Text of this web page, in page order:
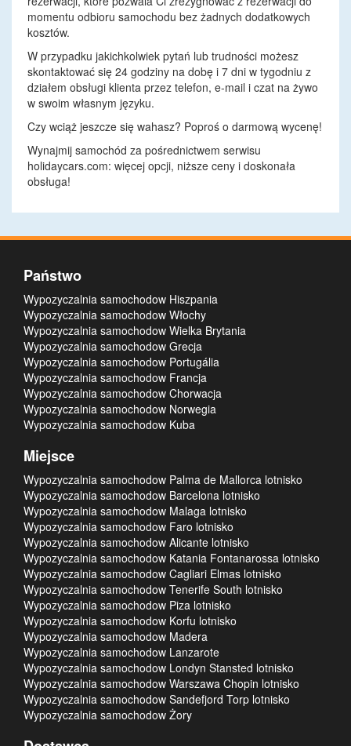
momentu odbioru samochodu bez żadnych dodatkowych
kosztów.
W przypadku jakichkolwiek pytań lub trudności możesz
skontaktować się 24 godziny na dobę i 7 dni w tygodniu z
działem obsługi klienta przez telefon, e-mail i czat na żywo
w swoim własnym języku.
Czy wciąż jeszcze się wahasz? Poproś o darmową wycenę!
Wynajmij samochód za pośrednictwem serwisu
holidaycars.com: więcej opcji, niższe ceny i doskonała
obsługa!
Państwo
Wypozyczalnia samochodow Hiszpania
Wypozyczalnia samochodow Włochy
Wypozyczalnia samochodow Wielka Brytania
Wypozyczalnia samochodow Grecja
Wypozyczalnia samochodow Portugália
Wypozyczalnia samochodow Francja
Wypozyczalnia samochodow Chorwacja
Wypozyczalnia samochodow Norwegia
Wypozyczalnia samochodow Kuba
Miejsce
Wypozyczalnia samochodow Palma de Mallorca lotnisko
Wypozyczalnia samochodow Barcelona lotnisko
Wypozyczalnia samochodow Malaga lotnisko
Wypozyczalnia samochodow Faro lotnisko
Wypozyczalnia samochodow Alicante lotnisko
Wypozyczalnia samochodow Katania Fontanarossa lotnisko
Wypozyczalnia samochodow Cagliari Elmas lotnisko
Wypozyczalnia samochodow Tenerife South lotnisko
Wypozyczalnia samochodow Piza lotnisko
Wypozyczalnia samochodow Korfu lotnisko
Wypozyczalnia samochodow Madera
Wypozyczalnia samochodow Lanzarote
Wypozyczalnia samochodow Londyn Stansted lotnisko
Wypozyczalnia samochodow Warszawa Chopin lotnisko
Wypozyczalnia samochodow Sandefjord Torp lotnisko
Wypozyczalnia samochodow Żory